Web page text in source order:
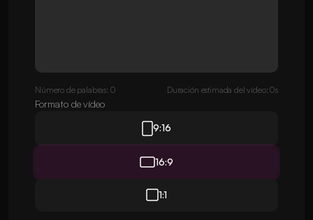
Número de palabras: 0 Duración estimada del vídeo: 0s
Formato de vídeo
9:16
16:9
1:1